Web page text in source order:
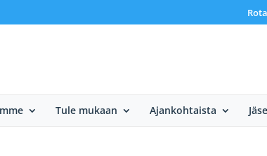
Tule mukaan Ajankohtaista